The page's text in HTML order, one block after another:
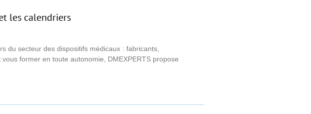
les calendriers
du secteur des dispositifs médicaux : fabricants,
former en toute autonomie, DMEXPERTS propose